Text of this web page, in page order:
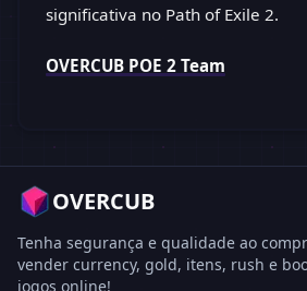
significativa no Path of Exile 2.
OVERCUB POE 2 Team
OVERCUB
Tenha segurança e qualidade ao
vender currency, gold, itens, rush e
jogos online!